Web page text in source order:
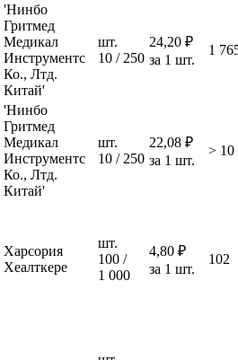
'Нинбо
Гритмед
Медикал
Инструментс
Ко., Лтд.
Китай'
шт.
10 / 250
24,20 ₽
за 1 шт.
1
'Нинбо
Гритмед
Медикал
Инструментс
Ко., Лтд.
Китай'
шт.
10 / 250
22,08 ₽
за 1 шт.
> 10
Харсория
Хеалткере
шт.
100 /
1 000
4,80 ₽
за 1 шт.
102